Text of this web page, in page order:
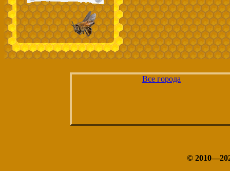
Все города
©